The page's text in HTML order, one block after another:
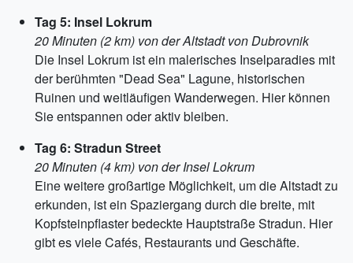
Tag 5: Insel Lokrum
20 Minuten (2 km) von der Altstadt von Dubrovnik
Die Insel Lokrum ist ein malerisches Inselparadies mit
der berühmten "Dead Sea" Lagune, historischen
Ruinen und weitläufigen Wanderwegen. Hier können
Sie entspannen oder aktiv bleiben.
Tag 6: Stradun Street
20 Minuten (4 km) von der Insel Lokrum
Eine weitere großartige Möglichkeit, um die Altstadt zu
erkunden, ist ein Spaziergang durch die breite, mit
Kopfsteinpflaster bedeckte Hauptstraße Stradun. Hier
gibt es viele Cafés, Restaurants und Geschäfte.